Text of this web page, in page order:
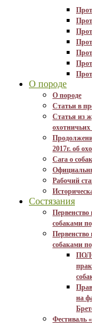
О породе
О породе
Статьи в
Статья из
охотничьих
2017г. об
Сага о
Рабочий
Состязания
собаками
собаками
на
Фестиваль